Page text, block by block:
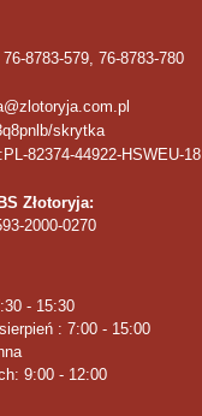
8783-579, 76-8783-780
skrytka
82374-44922-HSWEU-18
Złotoryja:
2000-0270
- 15:30
: 7:00 - 15:00
9:00 - 12:00